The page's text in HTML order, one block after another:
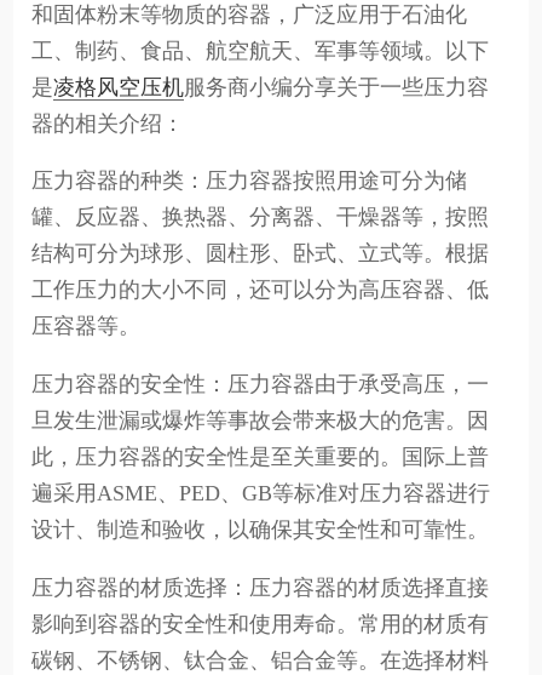
和固体粉末等物质的容器，广泛应用于石油化
工、制药、食品、航空航天、军事等领域。以下
是凌格风空压机服务商小编分享关于一些压力容
器的相关介绍：
压力容器的种类：压力容器按照用途可分为储
罐、反应器、换热器、分离器、干燥器等，按照
结构可分为球形、圆柱形、卧式、立式等。根据
工作压力的大小不同，还可以分为高压容器、低
压容器等。
压力容器的安全性：压力容器由于承受高压，一
旦发生泄漏或爆炸等事故会带来极大的危害。因
此，压力容器的安全性是至关重要的。国际上普
遍采用ASME、PED、GB等标准对压力容器进行
设计、制造和验收，以确保其安全性和可靠性。
压力容器的材质选择：压力容器的材质选择直接
影响到容器的安全性和使用寿命。常用的材质有
碳钢、不锈钢、钛合金、铝合金等。在选择材料